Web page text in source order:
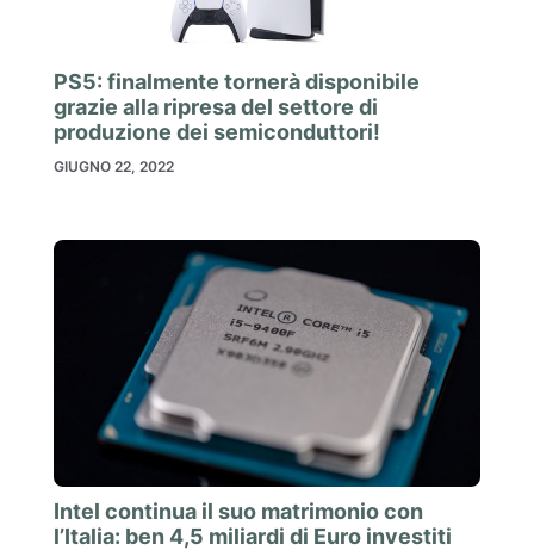
PS5: finalmente tornerà disponibile
grazie alla ripresa del settore di
produzione dei semiconduttori!
GIUGNO 22, 2022
Intel continua il suo matrimonio con
l’Italia: ben 4,5 miliardi di Euro investiti